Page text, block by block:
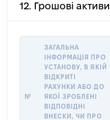
12. Грошові активи
№
ЗАГАЛЬНА
ІНФОРМАЦІЯ ПРО
УСТАНОВУ, В ЯКІЙ
ВІДКРИТІ
РАХУНКИ АБО ДО
ЯКОЇ ЗРОБЛЕНІ
ВІДПОВІДНІ
ВНЕСКИ, ЧИ ПРО